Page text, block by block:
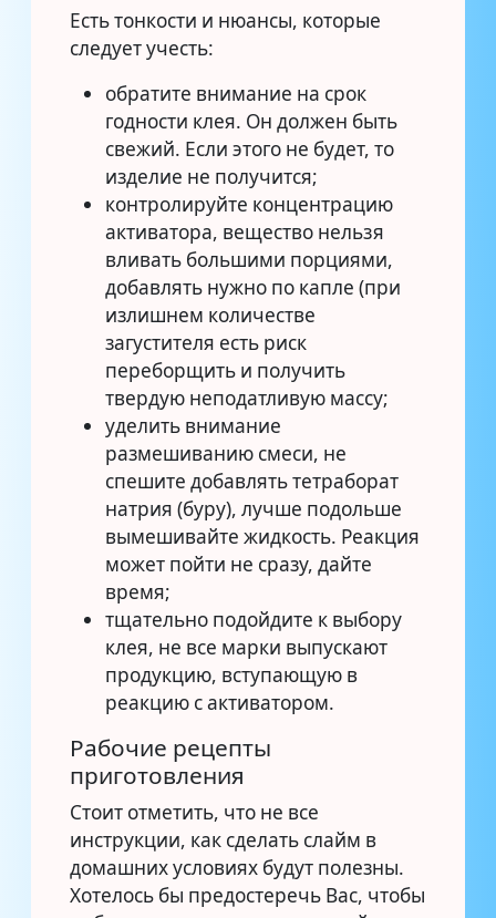
Есть тонкости и нюансы, которые
следует учесть:
обратите внимание на срок
годности клея. Он должен быть
свежий. Если этого не будет, то
изделие не получится;
контролируйте концентрацию
активатора, вещество нельзя
вливать большими порциями,
добавлять нужно по капле (при
излишнем количестве
загустителя есть риск
переборщить и получить
твердую неподатливую массу;
уделить внимание
размешиванию смеси, не
спешите добавлять тетраборат
натрия (буру), лучше подольше
вымешивайте жидкость. Реакция
может пойти не сразу, дайте
время;
тщательно подойдите к выбору
клея, не все марки выпускают
продукцию, вступающую в
реакцию с активатором.
Рабочие рецепты
приготовления
Стоит отметить, что не все
инструкции, как сделать слайм в
домашних условиях будут полезны.
Хотелось бы предостеречь Вас, чтобы